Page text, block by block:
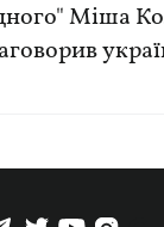
Міша